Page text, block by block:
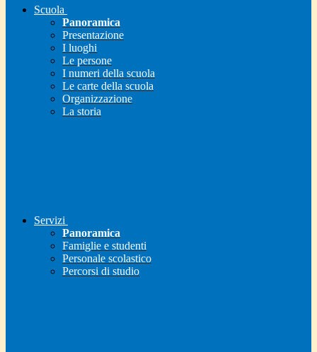
Scuola
Panoramica
Presentazione
I luoghi
Le persone
I numeri della scuola
Le carte della scuola
Organizzazione
La storia
Servizi
Panoramica
Famiglie e studenti
Personale scolastico
Percorsi di studio